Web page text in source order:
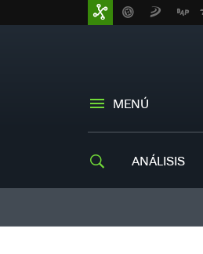
MENÚ
ANÁLISIS